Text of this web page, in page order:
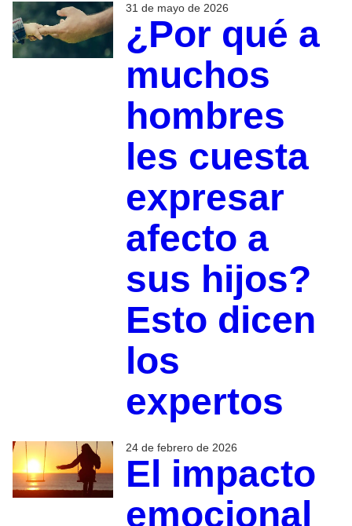
31 de mayo de 2026
¿Por qué a
muchos
hombres
les cuesta
expresar
afecto a
sus hijos?
Esto dicen
los
expertos
24 de febrero de 2026
El impacto
emocional